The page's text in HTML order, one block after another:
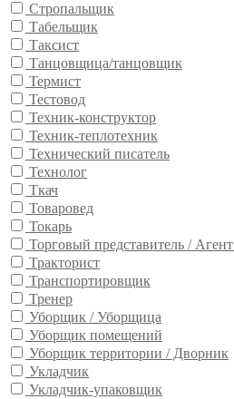
Стропальщик
Табельщик
Таксист
Танцовщица/танцовщик
Термист
Тестовод
Техник-конструктор
Техник-теплотехник
Технический писатель
Технолог
Ткач
Товаровед
Токарь
Торговый представитель /
Тракторист
Транспортировщик
Тренер
Уборщик / Уборщица
Уборщик помещений
Уборщик территории / Дворник
Укладчик
Укладчик-упаковщик